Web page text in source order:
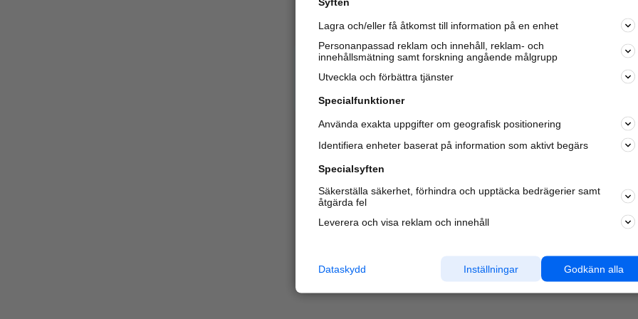
Varje vecka besöker du och 4 miljonerandra härliga
oss för att hitta rätt lokal information om företag,
Lagra och/eller få åtkomst till information på en enhet
Personanpassad reklam och innehåll, reklam- och
innehållsmätning samt forskning angående målgrupp
Utveckla och förbättra tjänster
Specialfunktioner
Använda exakta uppgifter om geografisk positionering
Identifiera enheter baserat på information som aktivt begärs
Specialsyften
Säkerställa säkerhet, förhindra och upptäcka bedrägerier samt
åtgärda fel
Leverera och visa reklam och innehåll
Godkänn alla
Inställningar
Dataskydd